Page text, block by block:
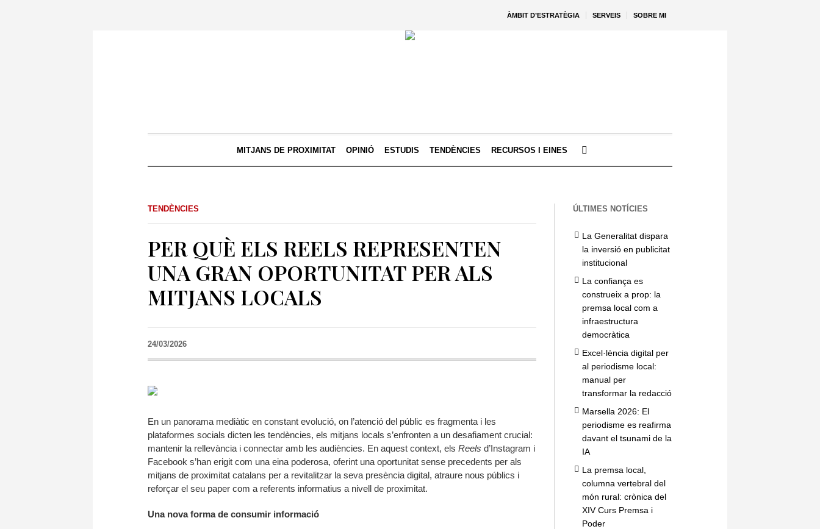
ÀMBIT D’ESTRATÈGIA SERVEIS SOBRE MI
MITJANS DE PROXIMITAT OPINIÓ ESTUDIS TENDÈNCIES RECURSOS I EINES
TENDÈNCIES
PER QUÈ ELS REELS REPRESENTEN
UNA GRAN OPORTUNITAT PER ALS
MITJANS LOCALS
24/03/2026
En un panorama mediàtic en constant evolució, on l’atenció del públic es fragmenta i les
plataformes socials dicten les tendències, els mitjans locals s’enfronten a un desafiament crucial:
mantenir la rellevància i connectar amb les audiències. En aquest context, els Reels d’Instagram i
Facebook s’han erigit com una eina poderosa, oferint una oportunitat sense precedents per als
mitjans de proximitat catalans per a revitalitzar la seva presència digital, atraure nous públics i
reforçar el seu paper com a referents informatius a nivell de proximitat.
Una nova forma de consumir informació
ÚLTIMES NOTÍCIES
La Generalitat dispara
la inversió en publicitat
institucional
La confiança es
construeix a prop: la
premsa local com a
infraestructura
democràtica
Excel·lència digital per
al periodisme local:
manual per
transformar la redacció
Marsella 2026: El
periodisme es reafirma
davant el tsunami de la
IA
La premsa local,
columna vertebral del
món rural: crònica del
XIV Curs Premsa i
Poder